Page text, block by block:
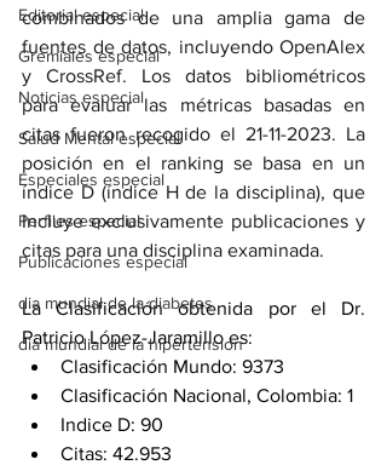
Editorial especial
Gremiales especial
Noticias especial
Salud Mental especial
Especiales especial
Perfiles especial
Publicaciones especial
dia mundial de la diabetes
dia mundial de la hipertension
combinados de una amplia gama de
fuentes de datos, incluyendo OpenAlex
y CrossRef. Los datos bibliométricos
para evaluar las métricas basadas en
citas fueron recogido el 21-11-2023. La
posición en el ranking se basa en un
índice D (índice H de la disciplina), que
Incluye exclusivamente publicaciones y
citas para una disciplina examinada.
La Clasificación obtenida por el Dr.
Patricio López-Jaramillo es:
Clasificación Mundo: 9373
Clasificación Nacional, Colombia: 1
Indice D: 90
Citas: 42.953